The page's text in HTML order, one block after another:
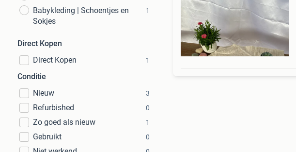
Babykleding | Schoentjes en
Sokjes
1
Direct Kopen
Direct Kopen
1
Conditie
Nieuw
3
Refurbished 0
Zo goed als nieuw 1
Gebruikt 0